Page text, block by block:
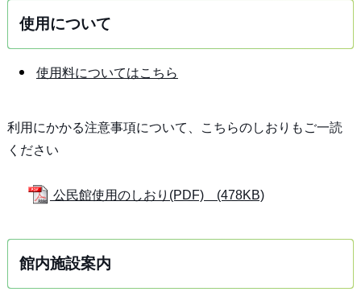
使用について
使用料についてはこちら
利用にかかる注意事項について、こちらのしおりもご一読
ください
公民館使用のしおり(PDF) (478KB)
館内施設案内